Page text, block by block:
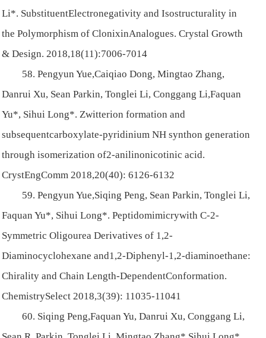
Li*. SubstituentElectronegativity and Isostructurality in
the Polymorphism of ClonixinAnalogues. Crystal Growth
& Design. 2018,18(11):7006-7014
58. Pengyun Yue,Caiqiao Dong, Mingtao Zhang,
Danrui Xu, Sean Parkin, Tonglei Li, Conggang Li,Faquan
Yu*, Sihui Long*. Zwitterion formation and
subsequentcarboxylate-pyridinium NH synthon generation
through isomerization of2-anilinonicotinic acid.
CrystEngComm 2018,20(40): 6126-6132
59. Pengyun Yue,Siqing Peng, Sean Parkin, Tonglei Li,
Faquan Yu*, Sihui Long*. Peptidomimicrywith C-2-
Symmetric Oligourea Derivatives of 1,2-
Diaminocyclohexane and1,2-Diphenyl-1,2-diaminoethane:
Chirality and Chain Length-DependentConformation.
ChemistrySelect 2018,3(39): 11035-11041
60. Siqing Peng,Faquan Yu, Danrui Xu, Conggang Li,